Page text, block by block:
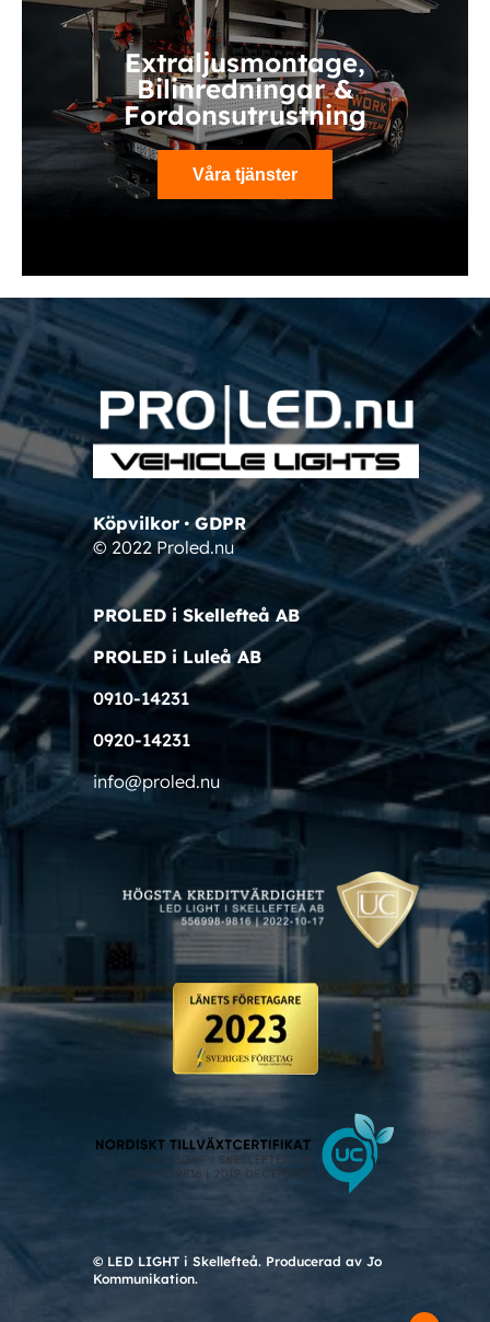
Extraljusmontage,
Bilinredningar &
Fordonsutrustning
Våra tjänster
Köpvilkor•GDPR
© 2022 Proled.nu
PROLED i Skellefteå AB
PROLED i Luleå AB
0910-14231
0920-14231
info@proled.nu
© LED LIGHT i Skellefteå. Producerad av Jo
Kommunikation.